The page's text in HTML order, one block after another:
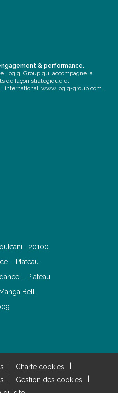
& performance.
Logiq. Group qui accompagne la
de façon stratégique et
www.logiq-group.com
–20100
– Plateau
– Plateau
Bell
Charte cookies
Gestion des cookies